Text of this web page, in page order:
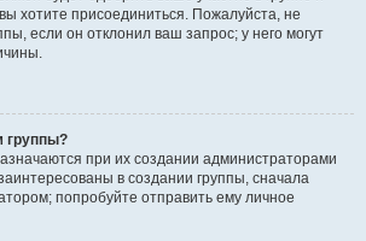
хотите присоединиться. Пожалуйста, не
если он отклонил ваш запрос; у него могут
группы?
при их создании администраторами
в создании группы, сначала
попробуйте отправить ему личное